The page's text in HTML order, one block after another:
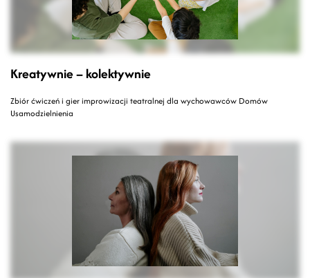
Kreatywnie – kolektywnie
Zbiór ćwiczeń i gier improwizacji teatralnej dla wychowawców Domów
Usamodzielnienia